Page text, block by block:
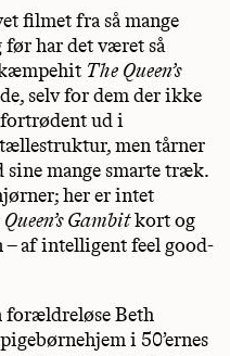
filmet fra så mange
har det været så
The Queen’s
selv for dem der ikke
ud i
men tårner
sine mange smarte træk.
her er intet
Gambitkort og
– af intelligent feel good-
forældreløse Beth
i 50’ernes